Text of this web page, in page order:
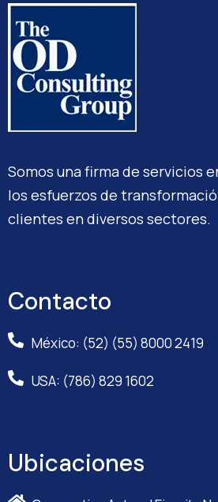
Somos una firma de servicios
los esfuerzos de
clientes en diversos sectores.
Contacto
México: (52) (55) 8000 2419
USA: (786) 829 1602
Ubicaciones